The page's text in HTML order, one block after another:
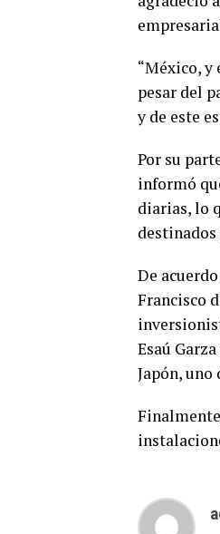
“México, y
pesar del
y de este
Por su
informó
diarias, lo
De
Francisco
Esaú
Japón,